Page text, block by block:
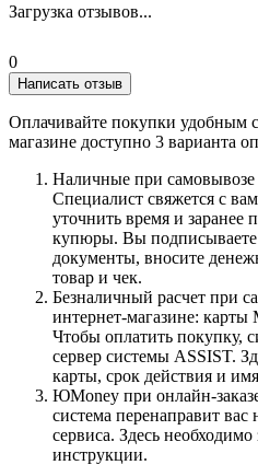
Загрузка отзывов...
0
Написать отзыв
Оплачивайте покупки удобным
магазине доступно 3 варианта
Наличные при самовывозе
Специалист свяжется с
уточнить время и заранее
купюры. Вы подписываете
документы, вносите
товар и чек.
Безналичный расчет при
интернет-магазине:
Чтобы оплатить покупку,
сервер системы ASSIST.
карты, срок действия и
ЮMoney при онлайн-
система перенаправит
сервиса. Здесь
инструкции.